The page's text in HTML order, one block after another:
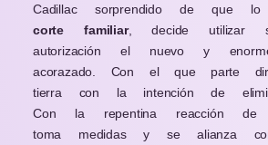
Cadillac sorprendido de que
corte familiar, decide utilizar
autorización el nuevo y
acorazado. Con el que parte
tierra con la intención de
Con la repentina reacción de
toma medidas y se alianza